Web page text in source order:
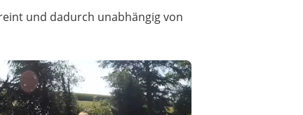
und dadurch unabhängig von